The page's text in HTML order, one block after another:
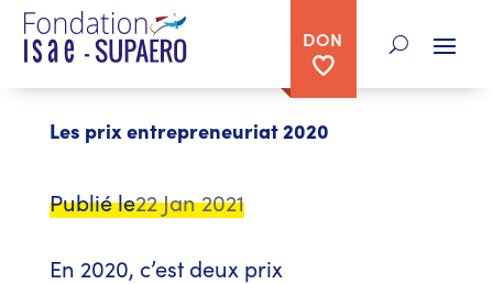
DON
< retour aux articles
Les prix entrepreneuriat 2020
Publié le22 Jan 2021
En 2020, c’est deux prix